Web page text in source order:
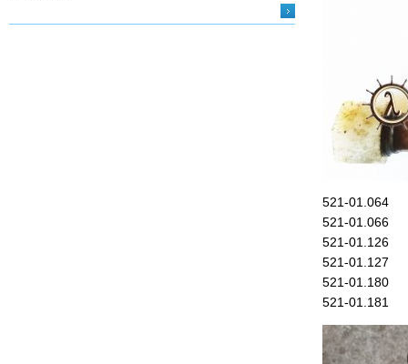
521-01.064
521-01.066
521-01.126
521-01.127
521-01.180
521-01.181